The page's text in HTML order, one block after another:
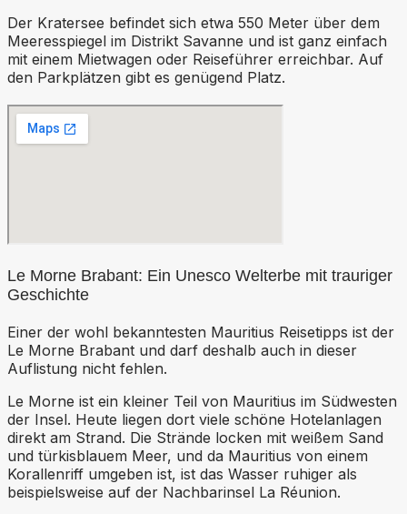
Der Kratersee befindet sich etwa 550 Meter über dem
Meeresspiegel im Distrikt Savanne und ist ganz einfach
mit einem Mietwagen oder Reiseführer erreichbar. Auf
den Parkplätzen gibt es genügend Platz.
Le Morne Brabant: Ein Unesco Welterbe mit trauriger
Geschichte
Einer der wohl bekanntesten Mauritius Reisetipps ist der
Le Morne Brabant und darf deshalb auch in dieser
Auflistung nicht fehlen.
Le Morne ist ein kleiner Teil von Mauritius im Südwesten
der Insel. Heute liegen dort viele schöne Hotelanlagen
direkt am Strand. Die Strände locken mit weißem Sand
und türkisblauem Meer, und da Mauritius von einem
Korallenriff umgeben ist, ist das Wasser ruhiger als
beispielsweise auf der Nachbarinsel La Réunion.